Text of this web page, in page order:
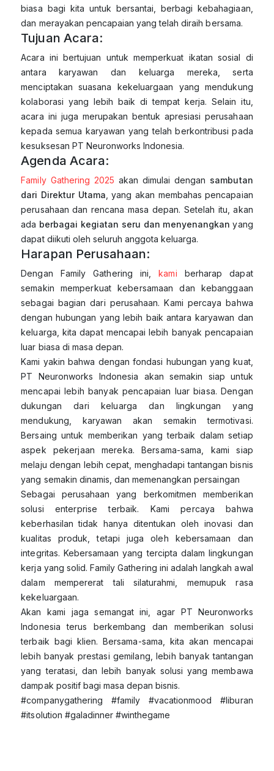
biasa bagi kita untuk bersantai, berbagi kebahagiaan,
dan merayakan pencapaian yang telah diraih bersama.
Tujuan Acara:
Acara ini bertujuan untuk memperkuat ikatan sosial di
antara karyawan dan keluarga mereka, serta
menciptakan suasana kekeluargaan yang mendukung
kolaborasi yang lebih baik di tempat kerja. Selain itu,
acara ini juga merupakan bentuk apresiasi perusahaan
kepada semua karyawan yang telah berkontribusi pada
kesuksesan PT Neuronworks Indonesia.
Agenda Acara:
Family Gathering 2025 akan dimulai dengan sambutan
dari Direktur Utama, yang akan membahas pencapaian
perusahaan dan rencana masa depan. Setelah itu, akan
ada berbagai kegiatan seru dan menyenangkan yang
dapat diikuti oleh seluruh anggota keluarga.
Harapan Perusahaan:
Dengan Family Gathering ini,kami berharap dapat
semakin memperkuat kebersamaan dan kebanggaan
sebagai bagian dari perusahaan. Kami percaya bahwa
dengan hubungan yang lebih baik antara karyawan dan
keluarga, kita dapat mencapai lebih banyak pencapaian
luar biasa di masa depan.
Kami yakin bahwa dengan fondasi hubungan yang kuat,
PT Neuronworks Indonesia akan semakin siap untuk
mencapai lebih banyak pencapaian luar biasa. Dengan
dukungan dari keluarga dan lingkungan yang
mendukung, karyawan akan semakin termotivasi.
Bersaing untuk memberikan yang terbaik dalam setiap
aspek pekerjaan mereka. Bersama-sama, kami siap
melaju dengan lebih cepat, menghadapi tantangan bisnis
yang semakin dinamis, dan memenangkan persaingan
Sebagai perusahaan yang berkomitmen memberikan
solusi enterprise terbaik. Kami percaya bahwa
keberhasilan tidak hanya ditentukan oleh inovasi dan
kualitas produk, tetapi juga oleh kebersamaan dan
integritas. Kebersamaan yang tercipta dalam lingkungan
kerja yang solid. Family Gathering ini adalah langkah awal
dalam mempererat tali silaturahmi, memupuk rasa
kekeluargaan.
Akan kami jaga semangat ini, agar PT Neuronworks
Indonesia terus berkembang dan memberikan solusi
terbaik bagi klien. Bersama-sama, kita akan mencapai
lebih banyak prestasi gemilang, lebih banyak tantangan
yang teratasi, dan lebih banyak solusi yang membawa
dampak positif bagi masa depan bisnis.
#companygathering #family #vacationmood #liburan
#itsolution #galadinner #winthegame